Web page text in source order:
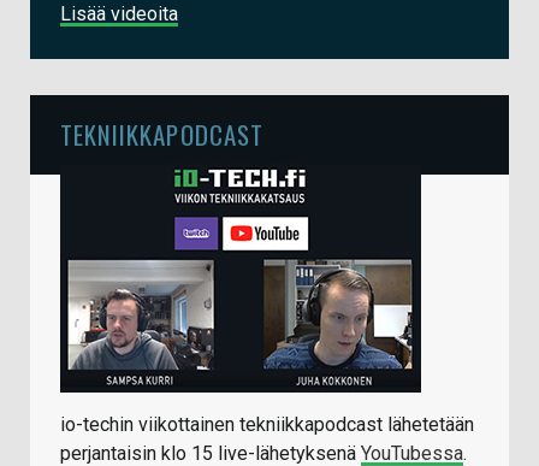
Lisää videoita
TEKNIIKKAPODCAST
io-techin viikottainen tekniikkapodcast lähetetään
perjantaisin klo 15 live-lähetyksenä YouTubessa.